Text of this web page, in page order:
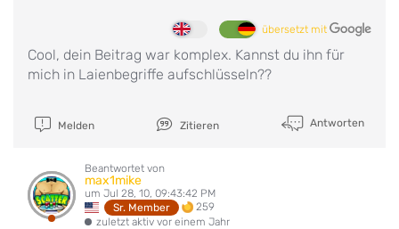
übersetzt mit
Cool, dein Beitrag war komplex. Kannst du ihn für
mich in Laienbegriffe aufschlüsseln??
Melden Zitieren Antworten
Beantwortet von
max1mike
um Jul 28, 10, 09:43:42 PM
Sr. Member
259
zuletzt aktiv vor einem Jahr